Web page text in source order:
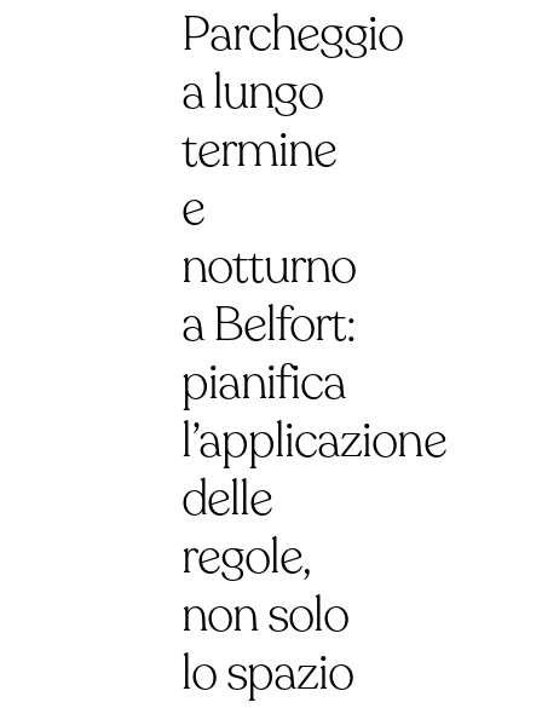
Parcheggio
a lungo
termine
e
notturno
a Belfort:
pianifica
l’applicazione
delle
regole,
non solo
lo spazio